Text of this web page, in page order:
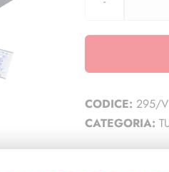
CODICE: 295/V
CATEGORIA: